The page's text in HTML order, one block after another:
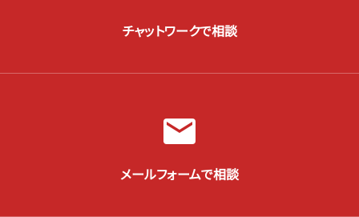
チャットワークで相談
メールフォームで相談